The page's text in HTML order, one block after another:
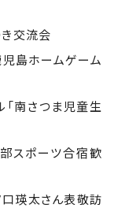
交流会
島ホームゲーム
南さつま児童生
スポーツ合宿歓
瑛太さん表敬訪